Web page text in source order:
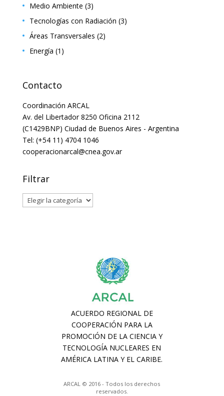
Medio Ambiente (3)
Tecnologías con Radiación (3)
Áreas Transversales (2)
Energía (1)
Contacto
Coordinación ARCAL
Av. del Libertador 8250 Oficina 2112
(C1429BNP) Ciudad de Buenos Aires - Argentina
Tel: (+54 11) 4704 1046
cooperacionarcal@cnea.gov.ar
Filtrar
Filtrar
ARCAL © 2016 - Todos los derechos
reservados.